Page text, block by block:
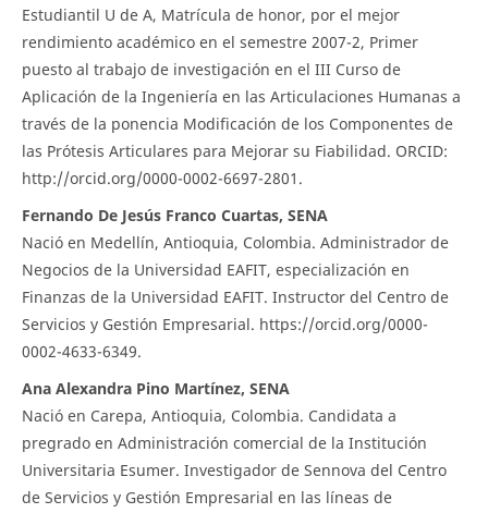
Estudiantil U de A, Matrícula de honor, por el mejor
rendimiento académico en el semestre 2007-2, Primer
puesto al trabajo de investigación en el III Curso de
Aplicación de la Ingeniería en las Articulaciones Humanas a
través de la ponencia Modificación de los Componentes de
las Prótesis Articulares para Mejorar su Fiabilidad. ORCID:
http://orcid.org/0000-0002-6697-2801.
Fernando De Jesús Franco Cuartas, SENA
Nació en Medellín, Antioquia, Colombia. Administrador de
Negocios de la Universidad EAFIT, especialización en
Finanzas de la Universidad EAFIT. Instructor del Centro de
Servicios y Gestión Empresarial. https://orcid.org/0000-
0002-4633-6349.
Ana Alexandra Pino Martínez, SENA
Nació en Carepa, Antioquia, Colombia. Candidata a
pregrado en Administración comercial de la Institución
Universitaria Esumer. Investigador de Sennova del Centro
de Servicios y Gestión Empresarial en las líneas de